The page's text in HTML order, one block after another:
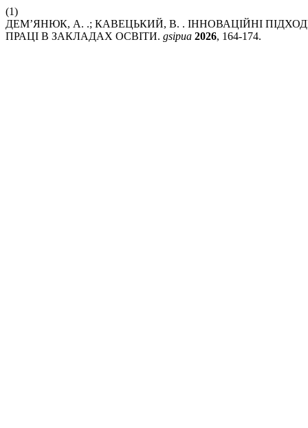
(1)
ДЕМ’ЯНЮК, А. .; КАВЕЦЬКИЙ, В. . ІННОВАЦІЙНІ
ПРАЦІ В ЗАКЛАДАХ ОСВІТИ. gsipua 2026, 164-174.